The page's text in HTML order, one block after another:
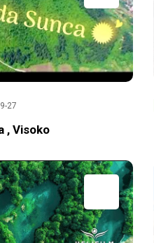
27
, Visoko